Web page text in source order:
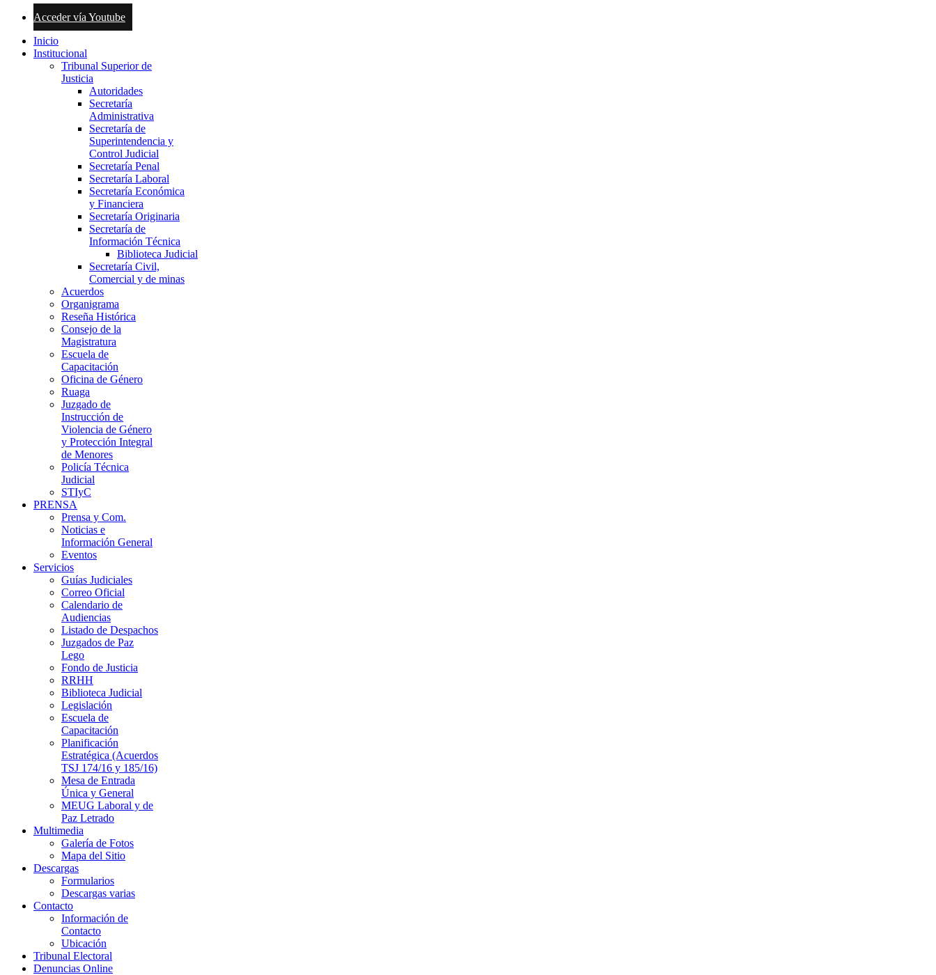
Acceder vía Youtube
Inicio
Institucional
Tribunal Superior de
Justicia
Autoridades
Secretaría
Administrativa
Secretaría de
Superintendencia y
Control Judicial
Secretaría Penal
Secretaría Laboral
Secretaría Económica
y Financiera
Secretaría Originaria
Secretaría de
Información Técnica
Biblioteca Judicial
Secretaría Civil,
Comercial y de minas
Acuerdos
Organigrama
Reseña Histórica
Consejo de la
Magistratura
Escuela de
Capacitación
Oficina de Género
Ruaga
Juzgado de
Instrucción de
Violencia de Género
y Protección Integral
de Menores
Policía Técnica
Judicial
STIyC
PRENSA
Prensa y Com.
Noticias e
Información General
Eventos
Servicios
Guías Judiciales
Correo Oficial
Calendario de
Audiencias
Listado de Despachos
Juzgados de Paz
Lego
Fondo de Justicia
RRHH
Biblioteca Judicial
Legislación
Escuela de
Capacitación
Planificación
Estratégica (Acuerdos
TSJ 174/16 y 185/16)
Mesa de Entrada
Única y General
MEUG Laboral y de
Paz Letrado
Multimedia
Galería de Fotos
Mapa del Sitio
Descargas
Formularios
Descargas varias
Contacto
Información de
Contacto
Ubicación
Tribunal Electoral
Denuncias Online